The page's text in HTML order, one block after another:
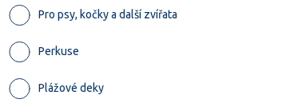
Pro psy, kočky a další zvířata
Perkuse
Plážové deky